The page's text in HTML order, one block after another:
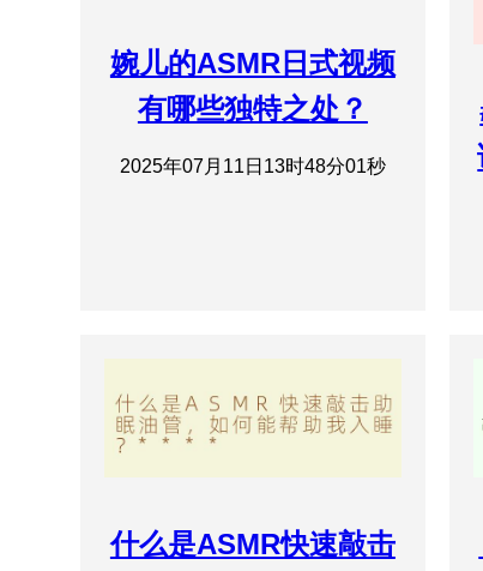
婉儿的ASMR日式视频
有哪些独特之处？
2025年07月11日13时48分01秒
什么是ASMR快速敲击